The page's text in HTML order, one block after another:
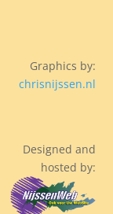
Graphics by:
chrisnijssen.nl
Designed and
hosted by: